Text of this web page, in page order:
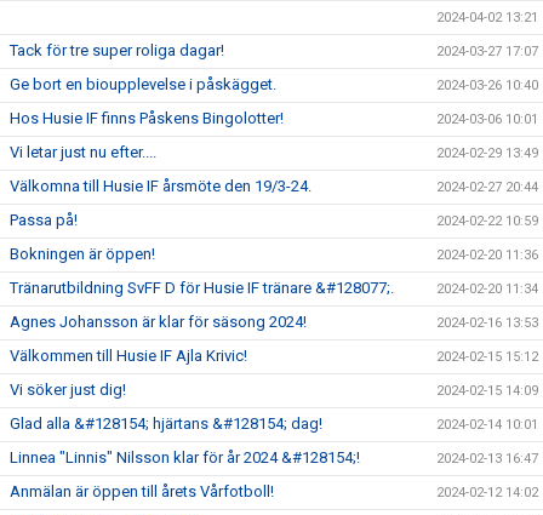
2024-04-02 13:21
Tack för tre super roliga dagar! 2024-03-27 17:07
Ge bort en bioupplevelse i påskägget. 2024-03-26 10:40
Hos Husie IF finns Påskens Bingolotter! 2024-03-06 10:01
Vi letar just nu efter.... 2024-02-29 13:49
Välkomna till Husie IF årsmöte den 19/3-24. 2024-02-27 20:44
Passa på! 2024-02-22 10:59
Bokningen är öppen! 2024-02-20 11:36
Tränarutbildning SvFF D för Husie IF tränare &#128077;. 2024-02-20 11:34
Agnes Johansson är klar för säsong 2024! 2024-02-16 13:53
Välkommen till Husie IF Ajla Krivic! 2024-02-15 15:12
Vi söker just dig! 2024-02-15 14:09
Glad alla &#128154; hjärtans &#128154; dag! 2024-02-14 10:01
Linnea "Linnis" Nilsson klar för år 2024 &#128154;! 2024-02-13 16:47
Anmälan är öppen till årets Vårfotboll! 2024-02-12 14:02